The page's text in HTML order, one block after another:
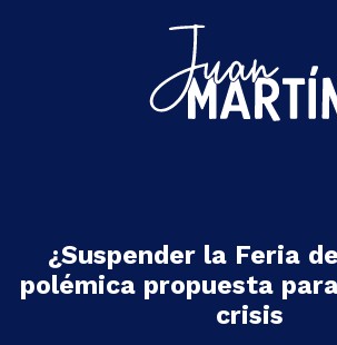
¿Suspender la Feria
polémica propuesta
crisis